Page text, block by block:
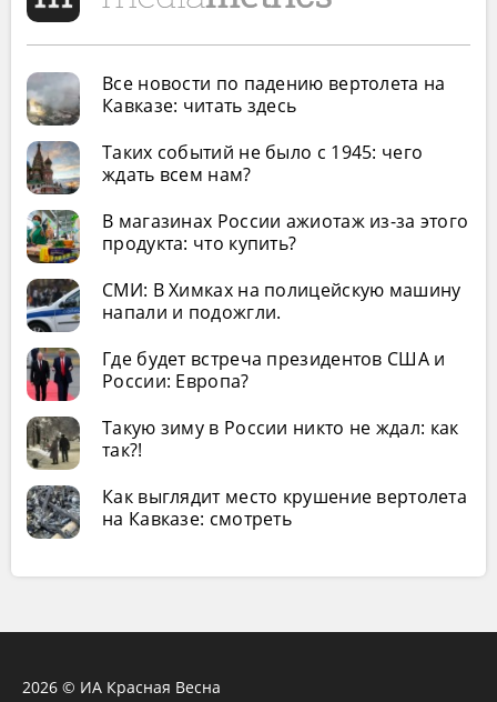
Все новости по падению вертолета на
Кавказе: читать здесь
Таких событий не было с 1945: чего
ждать всем нам?
В магазинах России ажиотаж из-за этого
продукта: что купить?
СМИ: В Химках на полицейскую машину
напали и подожгли.
Где будет встреча президентов США и
России: Европа?
Такую зиму в России никто не ждал: как
так?!
Как выглядит место крушение вертолета
на Кавказе: смотреть
2026 © ИА Красная Весна